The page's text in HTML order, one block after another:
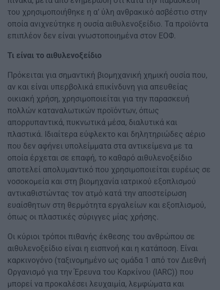
του χρησιμοποιήθηκε η α’ ύλη ανθρακικό ασβέστιο στην
οποία ανιχνεύτηκε η ουσία αιθυλενοξείδιο. Τα προϊόντα
επιπλέον δεν είναι γνωστοποιημένα στον ΕΟΦ.
Τι είναι το αιθυλενοξείδιο
Πρόκειται για σημαντική βιομηχανική χημική ουσία που,
αν και είναι υπερβολικά επικίνδυνη για απευθείας
οικιακή χρήση, χρησιμοποιείται για την παρασκευή
πολλών καταναλωτικών προϊόντων, όπως
απορρυπαντικά, πυκνωτικά μέσα, διαλυτικά και
πλαστικά. Ιδιαίτερα εύφλεκτο και δηλητηριώδες αέριο
που δεν αφήνει υπολείμματα στα αντικείμενα με τα
οποία έρχεται σε επαφή, το καθαρό αιθυλενοξείδιο
αποτελεί απολυμαντικό που χρησιμοποιείται ευρέως σε
νοσοκομεία και στη βιομηχανία ιατρικού εξοπλισμού
αντικαθιστώντας τον ατμό κατά την αποστείρωση
ευαίσθητων στη θερμότητα εργαλείων και εξοπλισμού,
όπως οι πλαστικές σύριγγες μίας χρήσης.
Οι κύριοι τρόποι πιθανής έκθεσης του ανθρώπου σε
αιθυλενοξείδιο είναι η εισπνοή και η κατάποση. Είναι
καρκινογόνο (ταξινομημένο ως ομάδα 1 από τον Διεθνή
Οργανισμό για την Έρευνα του Καρκίνου (IARC)) που
μπορεί να προκαλέσει λευχαιμία, λεμφώματα και